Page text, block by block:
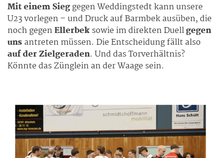
Mit einem Sieggegen Weddingstedt kann unsere
U23 vorlegen – und Druck auf Barmbek ausüben, die
noch gegenEllerbeksowie im direkten Duellgegen
uns antreten müssen. Die Entscheidung fällt also
auf der Zielgeraden. Und das Torverhältnis?
Könnte das Zünglein an der Waage sein.